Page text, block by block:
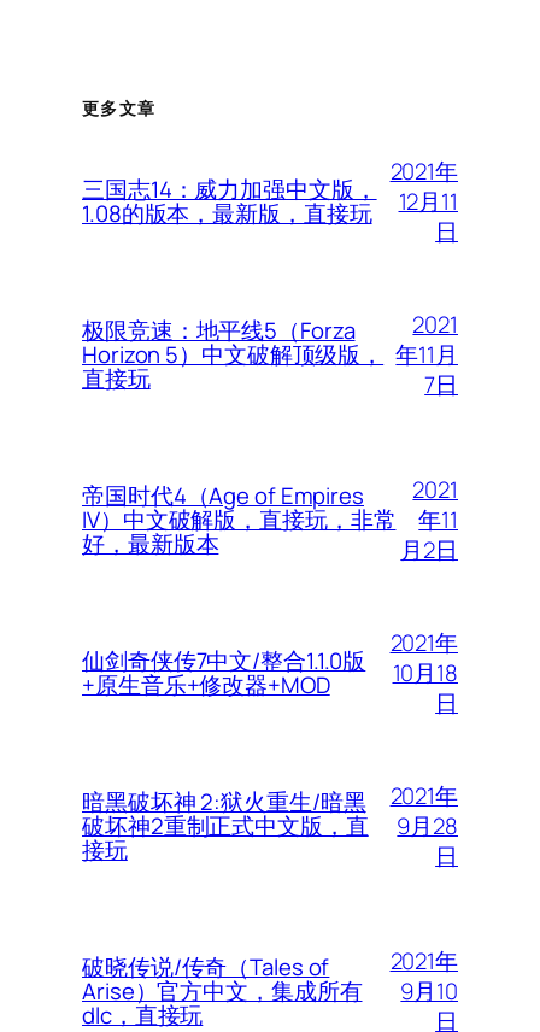
更多文章
三国志14：威力加强中文版，
1.08的版本，最新版，直接玩
2021年
12月11
日
极限竞速：地平线5（Forza
Horizon 5）中文破解顶级版，
直接玩
2021
年11月
7日
帝国时代4（Age of Empires
IV）中文破解版，直接玩，非常
好，最新版本
2021
年11
月2日
仙剑奇侠传7中文/整合1.1.0版
+原生音乐+修改器+MOD
2021年
10月18
日
暗黑破坏神 2:狱火重生/暗黑
破坏神2重制正式中文版，直
接玩
2021年
9月28
日
破晓传说/传奇（Tales of
Arise）官方中文，集成所有
dlc，直接玩
2021年
9月10
日